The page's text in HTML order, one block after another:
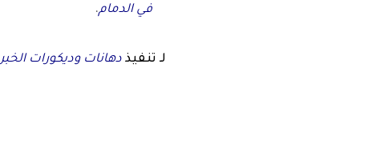
في الدمام.
لـ تنفيذ دهانات وديكورات الخبر